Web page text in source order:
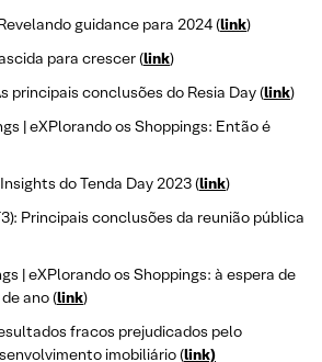
guidance para 2024 (link)
para crescer (link)
principais conclusões do Resia Day (link)
| eXPlorando os Shoppings: Então é
do Tenda Day 2023 (link)
Principais conclusões da reunião pública
| eXPlorando os Shoppings: à espera de
ano (link)
fracos prejudicados pelo
imobiliário (link)